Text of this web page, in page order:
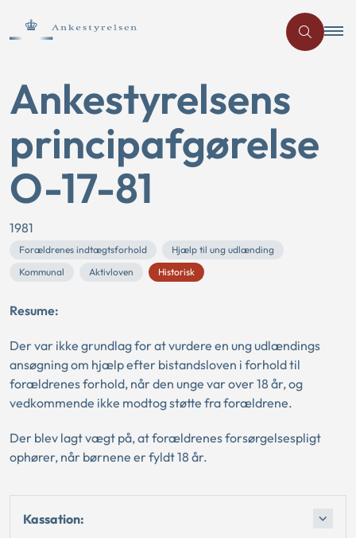
Ankestyrelsens
principafgørelse
O-17-81
1981
Forældrenes indtægtsforhold
Hjælp til ung udlænding
Kommunal
Aktivloven Historisk
Resume:
Der var ikke grundlag for at vurdere en ung udlændings
ansøgning om hjælp efter bistandsloven i forhold til
forældrenes forhold, når den unge var over 18 år, og
vedkommende ikke modtog støtte fra forældrene.
Der blev lagt vægt på, at forældrenes forsørgelsespligt
ophører, når børnene er fyldt 18 år.
Kassation: